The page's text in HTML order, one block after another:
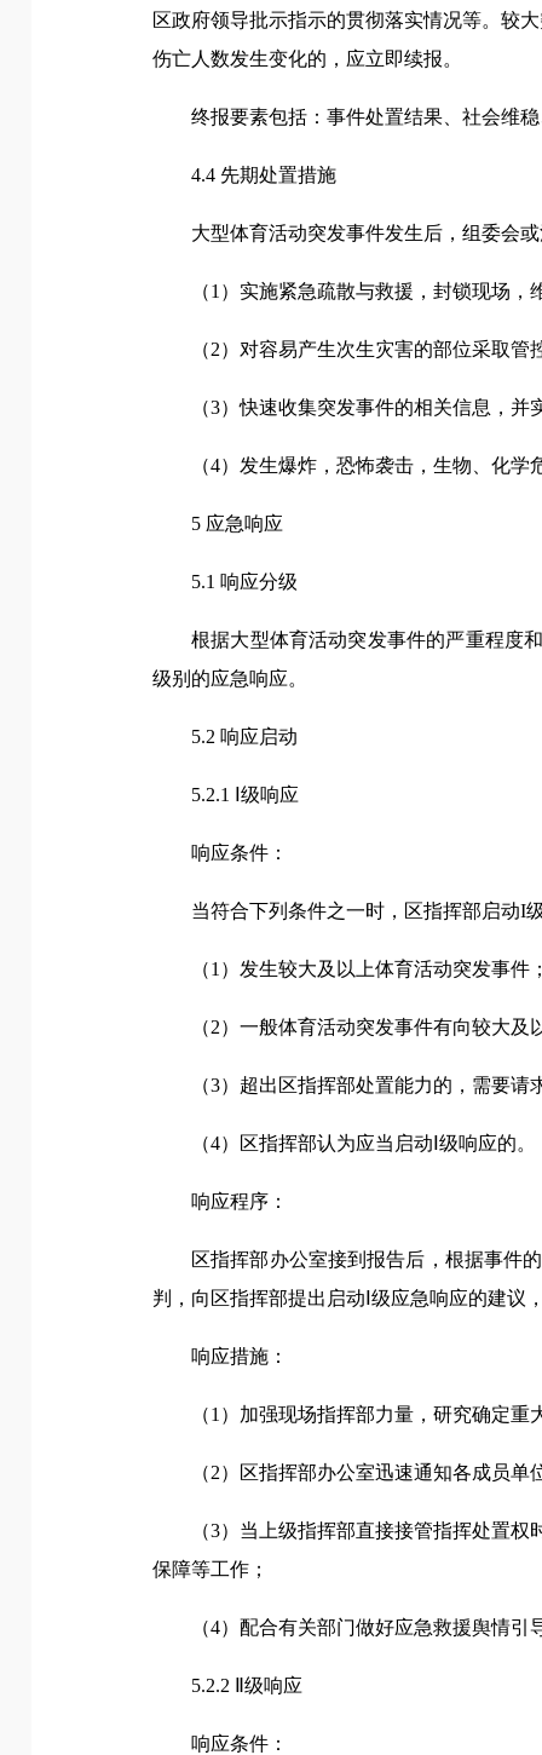
区政府领导批示指示的贯彻落实情况等。较
伤亡人数发生变化的，应立即续报。
终报要素包括：事件处置结果、社会维
4.4 先期处置措施
大型体育活动突发事件发生后，组委会
（1）实施紧急疏散与救援，封锁现场，
（2）对容易产生次生灾害的部位采取管
（3）快速收集突发事件的相关信息，
（4）发生爆炸，恐怖袭击，生物、化
5 应急响应
5.1 响应分级
根据大型体育活动突发事件的严重程度
级别的应急响应。
5.2 响应启动
5.2.1 Ⅰ级响应
响应条件：
当符合下列条件之一时，区指挥部启动I
（1）发生较大及以上体育活动突发事件
（2）一般体育活动突发事件有向较大
（3）超出区指挥部处置能力的，需要
（4）区指挥部认为应当启动Ⅰ级响应的。
响应程序：
区指挥部办公室接到报告后，根据事件
判，向区指挥部提出启动Ⅰ级应急响应的建议
响应措施：
（1）加强现场指挥部力量，研究确定
（2）区指挥部办公室迅速通知各成员
（3）当上级指挥部直接接管指挥处置
保障等工作；
（4）配合有关部门做好应急救援舆情引
5.2.2 Ⅱ级响应
响应条件：